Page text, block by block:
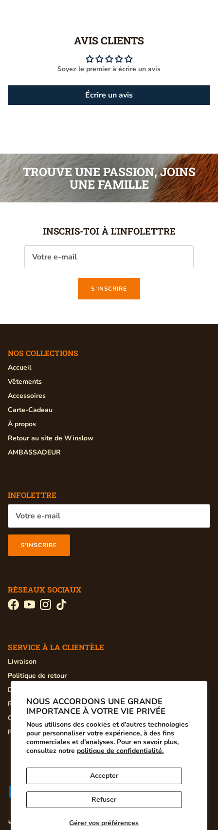
NOUS ACCORDONS UNE GRANDE
IMPORTANCE À VOTRE VIE PRIVÉE
Nous utilisons des cookies et d’autres technologies
pour personnaliser votre expérience, à des fins
commerciales et d’analyses. Pour en savoir plus,
consultez notre politique de confidentialité.
Gérer vos préférences
Accepter
Refuser
AVIS CLIENTS
Soyez le premier à écrire un avis
Écrire un avis
TROUVE UNE PASSION, JOINS
UNE FAMILLE
INSCRIS-TOI À L'INFOLETTRE
S’INSCRIRE
NOS COLLECTIONS
Accueil
Vêtements
Accessoires
Carte-Cadeau
À propos
Retour au site de Winslow
AMBASSADEUR
INFOLETTRE
S’INSCRIRE
RÉSEAUX SOCIAUX
Facebook
YouTubeInstagram
TikTok
SERVICE À LA CLIENTÈLE
Livraison
Politique de retour
Devenir ambassadeur
Recherche
Contactez-nous
FAQ
© 2026 Winslow Dancers.